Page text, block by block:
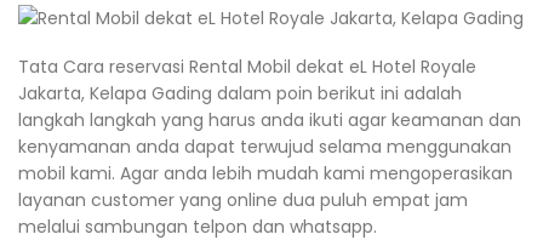
Tata Cara reservasi Rental Mobil dekat eL Hotel Royale
Jakarta, Kelapa Gading dalam poin berikut ini adalah
langkah langkah yang harus anda ikuti agar keamanan dan
kenyamanan anda dapat terwujud selama menggunakan
mobil kami. Agar anda lebih mudah kami mengoperasikan
layanan customer yang online dua puluh empat jam
melalui sambungan telpon dan whatsapp.